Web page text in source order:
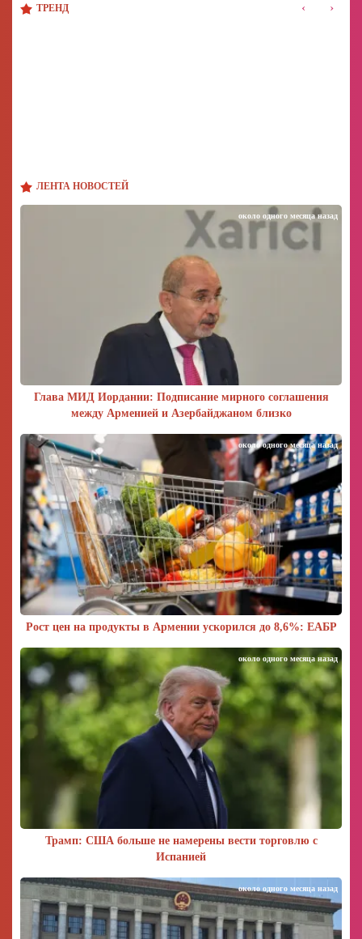
ЛЕНТА НОВОСТЕЙ
Глава МИД Иордании: Подписание мирного соглашения
между Арменией и Азербайджаном близко
около одного месяца назад
Рост цен на продукты в Армении ускорился до 8,6%: ЕАБР
около одного месяца назад
Трамп: США больше не намерены вести торговлю с
Испанией
около одного месяца назад
около одного месяца назад
ТРЕНД ‹ ›